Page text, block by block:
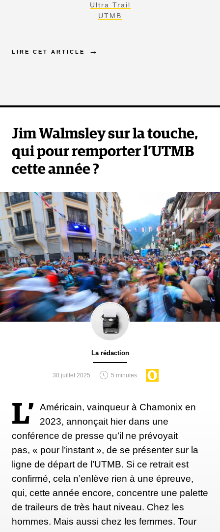
Ultra Trail
UTMB
LIRE CET ARTICLE
Jim Walmsley sur la touche,
qui pour remporter l’UTMB
cette année ?
La rédaction
30 juillet 2025 5 minutes
L’
Américain, vainqueur à Chamonix en
2023, annonçait hier dans une
conférence de presse qu’il ne prévoyait
pas, « pour l’instant », de se présenter sur la
ligne de départ de l’UTMB. Si ce retrait est
confirmé, cela n’enlève rien à une épreuve,
qui, cette année encore, concentre une palette
de traileurs de très haut niveau. Chez les
hommes. Mais aussi chez les femmes. Tour